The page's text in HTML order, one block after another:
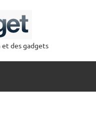
des gadgets